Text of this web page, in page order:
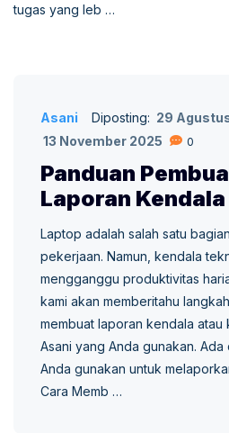
tugas yang leb …
Asani Diposting: 29
13 November 2025
0
Panduan
Laporan
Laptop adalah salah satu
pekerjaan. Namun, kendala
mengganggu produktivitas
kami akan memberitahu
membuat laporan kendala atau
Asani yang Anda gunakan.
Anda gunakan untuk
Cara Memb …